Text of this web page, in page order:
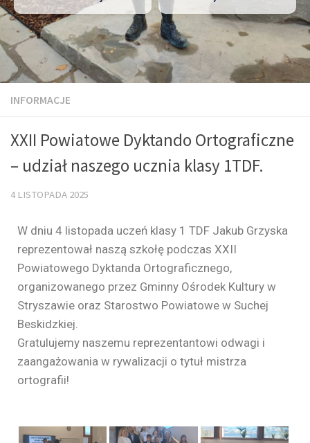
INFORMACJE
XXII Powiatowe Dyktando Ortograficzne
– udział naszego ucznia klasy 1TDF.
4 LISTOPADA 2025
W dniu 4 listopada uczeń klasy 1 TDF Jakub Grzyska
reprezentował naszą szkołę podczas XXII
Powiatowego Dyktanda Ortograficznego,
organizowanego przez Gminny Ośrodek Kultury w
Stryszawie oraz Starostwo Powiatowe w Suchej
Beskidzkiej.
Gratulujemy naszemu reprezentantowi odwagi i
zaangażowania w rywalizacji o tytuł mistrza
ortografii!